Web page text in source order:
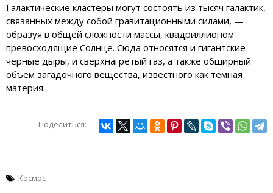
Галактические кластеры могут состоять из тысяч галактик,
связанных между собой гравитационными силами, —
образуя в общей сложности массы, квадриллионом
превосходящие Солнце. Сюда относятся и гигантские
черные дыры, и сверхнагретый газ, а также обширный
объем загадочного вещества, известного как темная
материя.
Поделиться:
Космос